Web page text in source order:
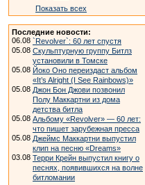
Показать всех
Последние новости:
06.08 `Revolver`: 60 лет спустя
05.08 Скульптурную группу Битлз
установили в Томске
05.08 Йоко Оно переиздаст альбом
«It’s Alright (I See Rainbows)»
05.08 Джон Бон Джови позвонил
Полу Маккартни из дома
детства битла
05.08 Альбому «Revolver» — 60 лет:
что пишет зарубежная пресса
05.08 Джеймс Маккартни выпустил
клип на песню «Dreams»
03.08 Терри Крейн выпустил книгу о
песнях, появившихся на волне
битломании